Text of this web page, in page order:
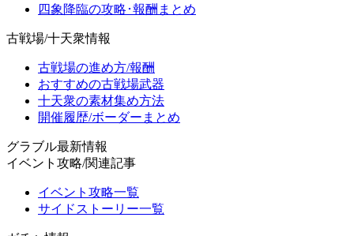
四象降臨の攻略･報酬まとめ
古戦場/十天衆情報
古戦場の進め方/報酬
おすすめの古戦場武器
十天衆の素材集め方法
開催履歴/ボーダーまとめ
グラブル最新情報
イベント攻略/関連記事
イベント攻略一覧
サイドストーリー一覧